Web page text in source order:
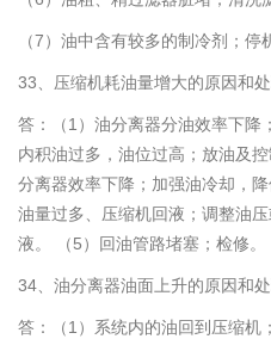
（7）油中含有较多的制冷剂；停
33、压缩机耗油量增大的原因和
答：（1）油分离器分油效率下降
内积油过多，油位过高；放油及
分离器效率下降；加强油冷却，
油量过多、压缩机回液；调整油
液。 （5）回油管路堵塞；检修。
34、油分离器油面上升的原因和
答：（1）系统内的油回到压缩机